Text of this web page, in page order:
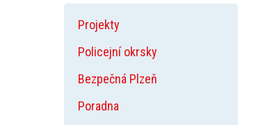
Projekty
Policejní okrsky
Bezpečná Plzeň
Poradna